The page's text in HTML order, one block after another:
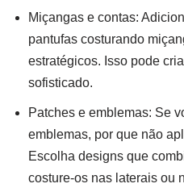
Miçangas e contas:
pantufas costurando
estratégicos. Isso pode
sofisticado.
Patches e emblemas: Se
emblemas, por que não
Escolha designs que
costure-os nas laterais ou